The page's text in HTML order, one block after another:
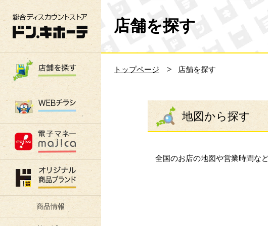
総合ディスカウントストア 驚安の殿堂 ドン・キホーテ
商品情報
店舗を探す
トップページ 店舗を探す
地図から探す
全国のお店の地図や営業時間な